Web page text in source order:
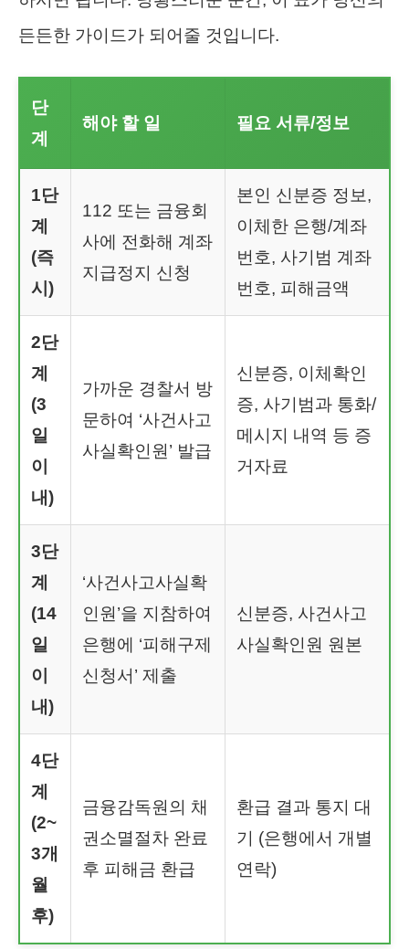
든든한 가이드가 되어줄 것입니다.
단
계
해야 할 일 필요 서류/정보
1단
계
(즉
시)
112 또는 금융회
사에 전화해 계좌
지급정지 신청
본인 신분증 정보,
이체한 은행/계좌
번호, 사기범 계좌
번호, 피해금액
2단
계
(3
일
이
내)
가까운 경찰서 방
문하여 ‘사건사고
사실확인원’ 발급
신분증, 이체확인
증, 사기범과 통화/
메시지 내역 등 증
거자료
3단
계
(14
일
이
내)
‘사건사고사실확
인원’을 지참하여
은행에 ‘피해구제
신청서’ 제출
신분증, 사건사고
사실확인원 원본
4단
계
(2~
3개
월
후)
금융감독원의 채
권소멸절차 완료
후 피해금 환급
환급 결과 통지 대
기 (은행에서 개별
연락)